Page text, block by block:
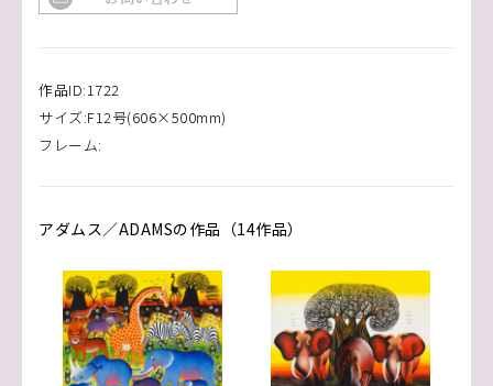
作品ID:1722
サイズ:F12号(606×500mm)
フレーム:
アダムス／ADAMSの作品（14作品）